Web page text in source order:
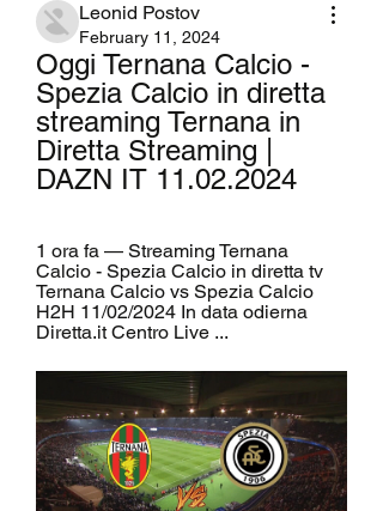
Leonid Postov
February 11, 2024
Oggi Ternana Calcio -
Spezia Calcio in diretta
streaming Ternana in
Diretta Streaming |
DAZN IT 11.02.2024
1 ora fa — Streaming Ternana
Calcio - Spezia Calcio in diretta tv
Ternana Calcio vs Spezia Calcio
H2H 11/02/2024 In data odierna
Diretta.it Centro Live ...